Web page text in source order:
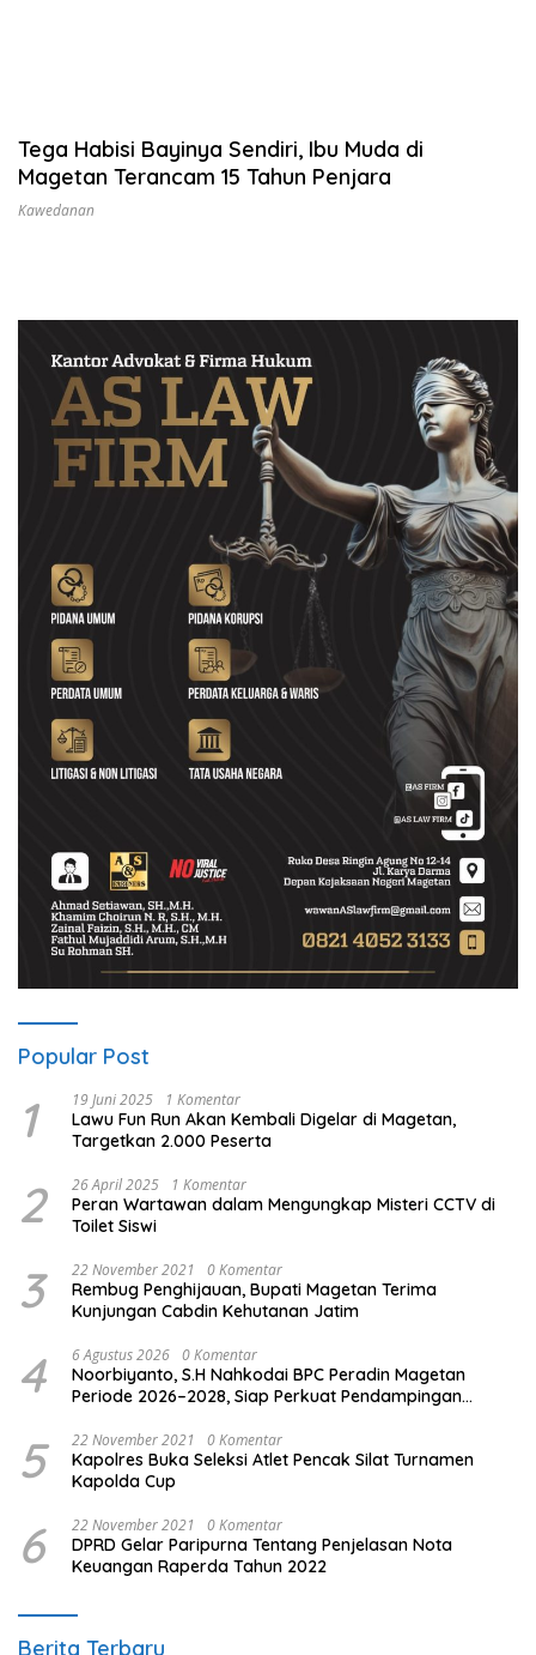
Tega Habisi Bayinya Sendiri, Ibu Muda di
Magetan Terancam 15 Tahun Penjara
Kawedanan
Popular Post
1 19 Juni 2025 1 Komentar
Lawu Fun Run Akan Kembali Digelar di Magetan,
Targetkan 2.000 Peserta
2 26 April 2025 1 Komentar
Peran Wartawan dalam Mengungkap Misteri CCTV di
Toilet Siswi
3 22 November 2021 0 Komentar
Rembug Penghijauan, Bupati Magetan Terima
Kunjungan Cabdin Kehutanan Jatim
4 6 Agustus 2026 0 Komentar
Noorbiyanto, S.H Nahkodai BPC Peradin Magetan
Periode 2026–2028, Siap Perkuat Pendampingan
5 22 November 2021 0 Komentar
Kapolres Buka Seleksi Atlet Pencak Silat Turnamen
Kapolda Cup
6 22 November 2021 0 Komentar
DPRD Gelar Paripurna Tentang Penjelasan Nota
Keuangan Raperda Tahun 2022
Berita Terbaru